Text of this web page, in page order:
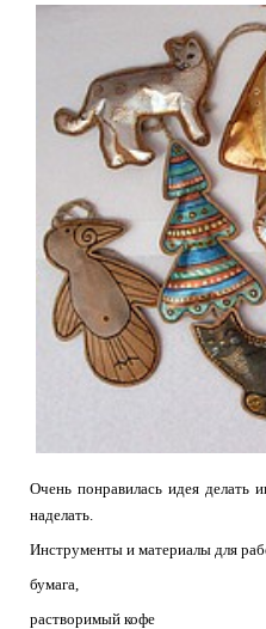
Очень понравилась идея делать
наделать.
Инструменты и материалы для
бумага,
растворимый кофе